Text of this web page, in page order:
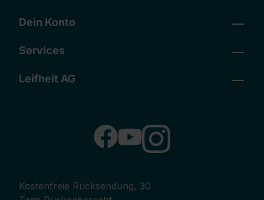
Dein Konto
Services
Leifheit AG
Kostenfreie Rücksendung, 30